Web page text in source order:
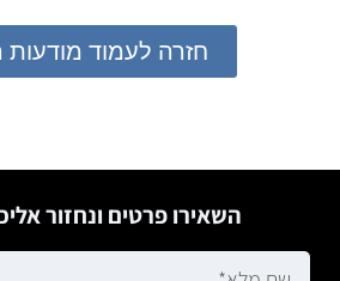
חזרה לעמוד
השאירו פרטים ונחזור